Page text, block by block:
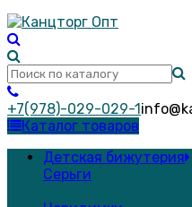
+7(978)-029-029-1
Каталог товаров
Детская бижутерия
Серьги